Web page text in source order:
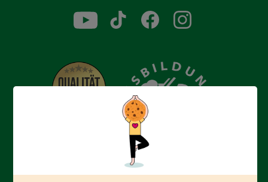
Erfolgreich bewerben mit Ausbildungspark: Wir
begleiten dich Schritt für Schritt bei deinem Start in den